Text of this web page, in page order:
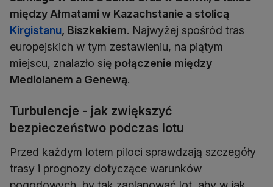
między Ałmatami w Kazachstanie a stolicą
Kirgistanu, Biszkekiem. Najwyżej spośród tras
europejskich w tym zestawieniu, na piątym
miejscu, znalazło się połączenie między
Mediolanem a Genewą.
Turbulencje - jak zwiększyć
bezpieczeństwo podczas lotu
Przed każdym lotem piloci sprawdzają szczegóły
trasy i prognozy dotyczące warunków